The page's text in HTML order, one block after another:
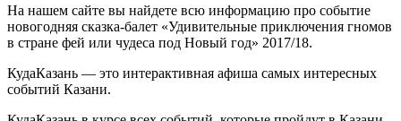
На нашем сайте вы найдете всю информацию про событие
новогодняя сказка-балет «Удивительные приключения гномов
в стране фей или чудеса под Новый год» 2017/18.
КудаКазань — это интерактивная афиша самых интересных
событий Казани.